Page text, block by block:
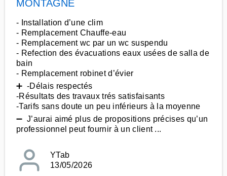
MONTAGNE
- Installation d’une clim
- Remplacement Chauffe-eau
- Remplacement wc par un wc suspendu
- Refection des évacuations eaux usées de salla de
bain
- Remplacement robinet d’évier
➕ -Délais respectés
-Résultats des travaux trés satisfaisants
-Tarifs sans doute un peu inférieurs à la moyenne
➖ J’aurai aimé plus de propositions précises qu’un
professionnel peut fournir à un client ...
YTab
13/05/2026